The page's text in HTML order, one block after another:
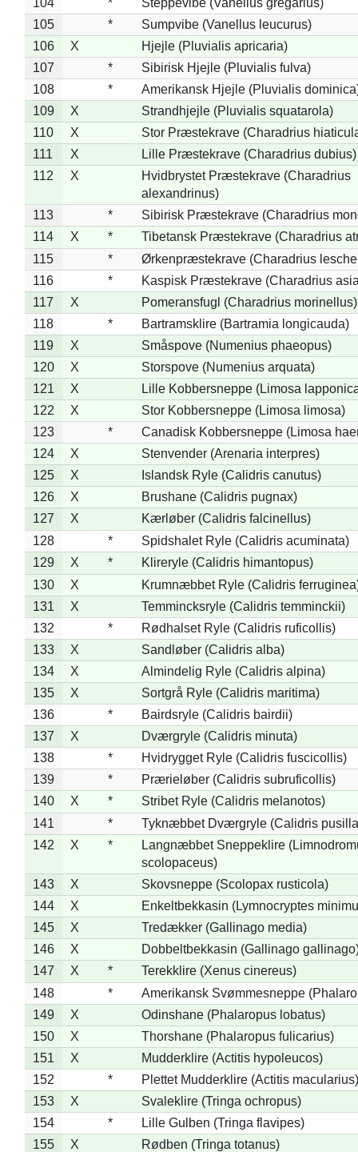
105
*
Sumpvibe (Vanellus leucurus)
106
X
Hjejle (Pluvialis apricaria)
107
*
Sibirisk Hjejle (Pluvialis fulva)
108
*
Amerikansk Hjejle (Pluvialis
109
X
Strandhjejle (Pluvialis squatarola)
110
X
Stor Præstekrave (Charadrius
111
X
Lille Præstekrave (Charadrius dubius)
112
X
Hvidbrystet Præstekrave (Charadrius
alexandrinus)
113
*
Sibirisk Præstekrave (Charadrius
114
X *
Tibetansk Præstekrave (Charadrius
115
*
Ørkenpræstekrave (Charadrius
116
*
Kaspisk Præstekrave (Charadrius
117
X
Pomeransfugl (Charadrius morinellus)
118
*
Bartramsklire (Bartramia longicauda)
119
X
Småspove (Numenius phaeopus)
120
X
Storspove (Numenius arquata)
121
X
Lille Kobbersneppe (Limosa
122
X
Stor Kobbersneppe (Limosa limosa)
123
*
Canadisk Kobbersneppe (Limosa
124
X
Stenvender (Arenaria interpres)
125
X
Islandsk Ryle (Calidris canutus)
126
X
Brushane (Calidris pugnax)
127
X
Kærløber (Calidris falcinellus)
128
*
Spidshalet Ryle (Calidris acuminata)
129
X *
Klireryle (Calidris himantopus)
130
X
Krumnæbbet Ryle (Calidris
131
X
Temmincksryle (Calidris temminckii)
132
*
Rødhalset Ryle (Calidris ruficollis)
133
X
Sandløber (Calidris alba)
134
X
Almindelig Ryle (Calidris alpina)
135
X
Sortgrå Ryle (Calidris maritima)
136
*
Bairdsryle (Calidris bairdii)
137
X
Dværgryle (Calidris minuta)
138
*
Hvidrygget Ryle (Calidris fuscicollis)
139
*
Prærieløber (Calidris subruficollis)
140
X *
Stribet Ryle (Calidris melanotos)
141
*
Tyknæbbet Dværgryle (Calidris
142
X *
Langnæbbet Sneppeklire
scolopaceus)
143
X
Skovsneppe (Scolopax rusticola)
144
X
Enkeltbekkasin (Lymnocryptes
145
X
Tredækker (Gallinago media)
146
X
Dobbeltbekkasin (Gallinago
147
X *
Terekklire (Xenus cinereus)
148
*
Amerikansk Svømmesneppe
149
X
Odinshane (Phalaropus lobatus)
150
X
Thorshane (Phalaropus fulicarius)
151
X
Mudderklire (Actitis hypoleucos)
152
*
Plettet Mudderklire (Actitis macularius)
153
X
Svaleklire (Tringa ochropus)
154
*
Lille Gulben (Tringa flavipes)
155
X
Rødben (Tringa totanus)